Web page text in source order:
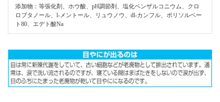
添加物：等張化剤、ホウ酸、pH調節剤、塩化ベンザルコニウム、クロ
ロブタノール、l-メントール、リュウノウ、dl-カンフル、ポリソルベー
ト80、エデト酸Na